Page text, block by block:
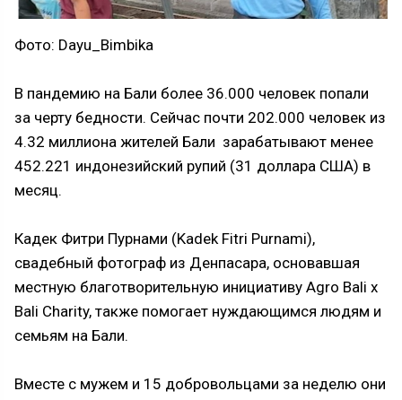
Фото: Dayu_Bimbika
В пандемию на Бали более 36.000 человек попали
за черту бедности. Сейчас почти 202.000 человек из
4.32 миллиона жителей Бали зарабатывают менее
452.221 индонезийский рупий (31 доллара США) в
месяц.
Кадек Фитри Пурнами (Kadek Fitri Purnami),
свадебный фотограф из Денпасара, основавшая
местную благотворительную инициативу Agro Bali x
Bali Charity, также помогает нуждающимся людям и
семьям на Бали.
Вместе с мужем и 15 добровольцами за неделю они